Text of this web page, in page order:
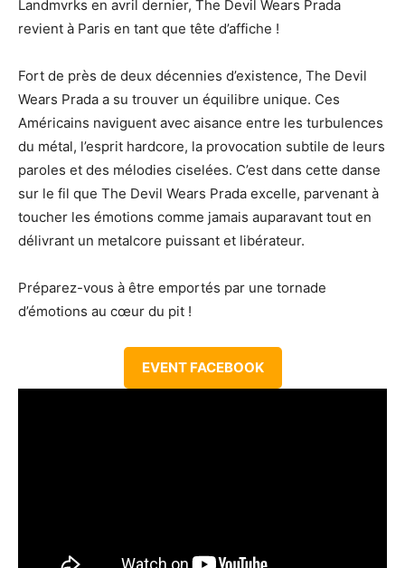
Landmvrks en avril dernier, The Devil Wears Prada
revient à Paris en tant que tête d’affiche !
Fort de près de deux décennies d’existence, The Devil
Wears Prada a su trouver un équilibre unique. Ces
Américains naviguent avec aisance entre les turbulences
du métal, l’esprit hardcore, la provocation subtile de leurs
paroles et des mélodies ciselées. C’est dans cette danse
sur le fil que The Devil Wears Prada excelle, parvenant à
toucher les émotions comme jamais auparavant tout en
délivrant un metalcore puissant et libérateur.
Préparez-vous à être emportés par une tornade
d’émotions au cœur du pit !
EVENT FACEBOOK